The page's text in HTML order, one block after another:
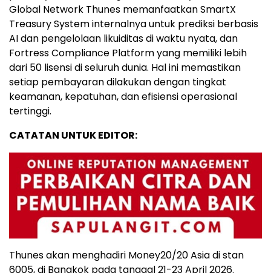
Global Network Thunes memanfaatkan SmartX
Treasury System internalnya untuk prediksi berbasis
AI dan pengelolaan likuiditas di waktu nyata, dan
Fortress Compliance Platform yang memiliki lebih
dari 50 lisensi di seluruh dunia. Hal ini memastikan
setiap pembayaran dilakukan dengan tingkat
keamanan, kepatuhan, dan efisiensi operasional
tertinggi.
CATATAN UNTUK EDITOR:
Thunes akan menghadiri Money20/20 Asia di stan
6005, di Bangkok pada tanggal 21-23 April 2026.